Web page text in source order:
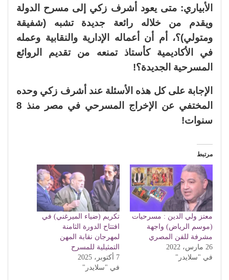
الأبياري: متى يعود أشرف زكي إلى مسرح الدولة
ويقدم من خلاله رائعة جديدة تشبه (شفيقة
ومتولي)؟، أم أن أعماله الإدارية والنقابية وعمله
في الأكاديمية كأستاذ تمنعه من تقديم الروائع
المسرحية الجديدة؟!
الإجابة على كل هذه الأسئلة عند أشرف زكي وحده
المختفي عن الإخراج المسرحي في مصر منذ 8
سنوات!
مرتبط
معتز ولي الدين : مسرحيات
(موسم الرياض) واجهة
مشرفة للفن المصري
26 مارس، 2022
في "سلايدر"
تكريم (ضياء الميرغني) في
افتتاح الدورة الثامنة
لمهرجان نقابة المهن
التمثيلية للمسرح
7 أكتوبر، 2025
في "سلايدر"